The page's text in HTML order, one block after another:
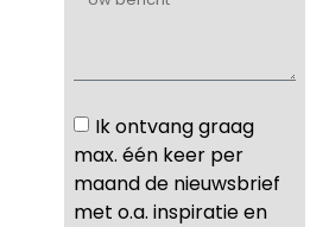
Ik ontvang graag
max. één keer per
maand de nieuwsbrief
met o.a. inspiratie en